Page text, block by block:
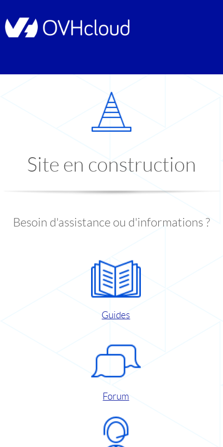
Site en construction
Besoin d'assistance ou d'informations ?
Guides
Forum